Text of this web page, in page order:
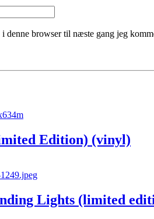
denne browser til næste gang jeg
Edition) (vinyl)
Lights (limited